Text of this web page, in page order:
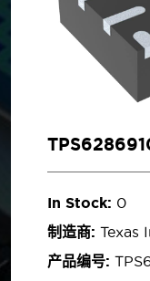
In Stock: 0
制造商: Texas
产品编号: